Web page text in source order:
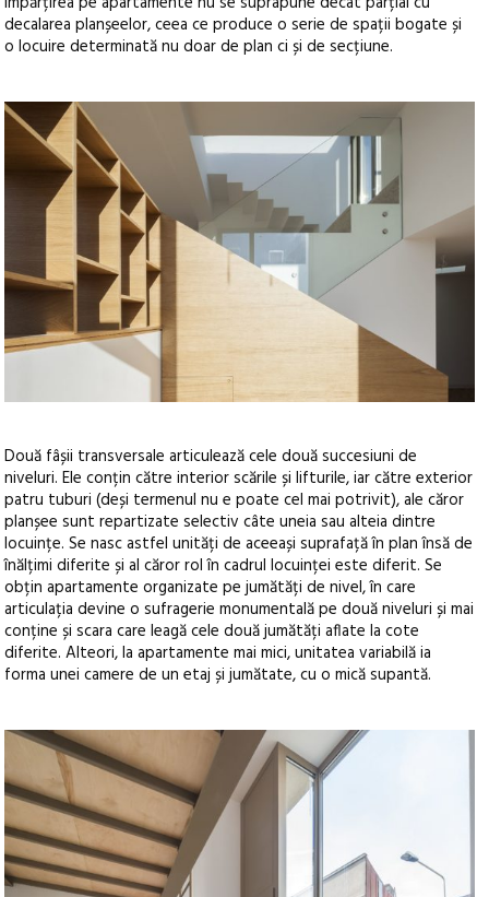
decalarea planșeelor, ceea ce produce o serie de spații bogate și
o locuire determinată nu doar de plan ci și de secțiune.
Două fâșii transversale articulează cele două succesiuni de
niveluri. Ele conțin către interior scările și lifturile, iar către exterior
patru tuburi (deși termenul nu e poate cel mai potrivit), ale căror
planșee sunt repartizate selectiv câte uneia sau alteia dintre
locuințe. Se nasc astfel unități de aceeași suprafață în plan însă de
înălțimi diferite și al căror rol în cadrul locuinței este diferit. Se
obțin apartamente organizate pe jumătăți de nivel, în care
articulația devine o sufragerie monumentală pe două niveluri și mai
conține și scara care leagă cele două jumătăți aflate la cote
diferite. Alteori, la apartamente mai mici, unitatea variabilă ia
forma unei camere de un etaj și jumătate, cu o mică supantă.